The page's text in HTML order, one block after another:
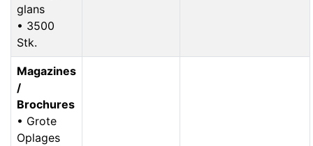
glans
• 3500
Stk.
Magazines
/
Brochures
• Grote
Oplages